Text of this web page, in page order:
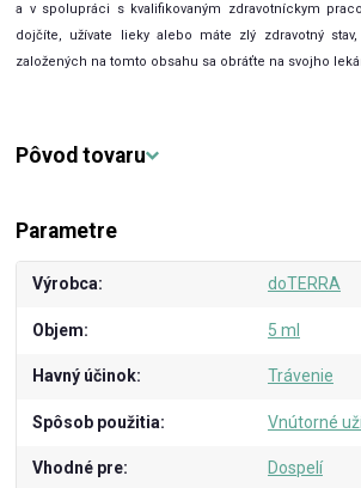
a v spolupráci s kvalifikovaným zdravotníckym
dojčíte, užívate lieky alebo máte zlý zdravotný
založených na tomto obsahu sa obráťte na svojho
Pôvod tovaru
Parametre
Výrobca doTERRA
Objem 5 ml
Havný účinok Trávenie
Spôsob použitia Vnútorné
Vhodné pre Dospelí